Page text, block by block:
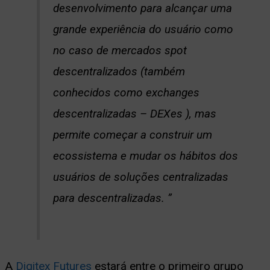
desenvolvimento para alcançar uma
grande experiência do usuário como
no caso de mercados spot
descentralizados (também
conhecidos como exchanges
descentralizadas – DEXes ), mas
permite começar a construir um
ecossistema e mudar os hábitos dos
usuários de soluções centralizadas
para descentralizadas. ”
A Digitex Futures estará entre o primeiro grupo